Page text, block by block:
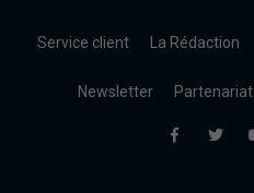
Service client La Rédaction
Newsletter Partenariat